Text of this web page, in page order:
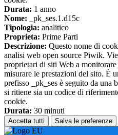
Durata: 1 anno
Nome: _pk_ses.1.d15c
Tipologia: analitico
Proprieta: Prime Parti
Descrizione: Questo nome di
analisi web open source Piwik.
proprietari di siti Web a
misurare le prestazioni del sito. È
prefisso _pk_ses è seguito da una
si ritiene sia un codice di
cookie.
Durata: 30 minuti
Accetta tutti Salva le preferenze